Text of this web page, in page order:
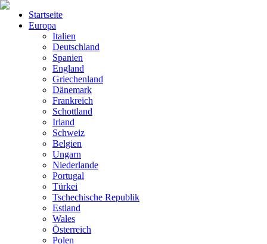
Startseite
Europa
Italien
Deutschland
Spanien
England
Griechenland
Dänemark
Frankreich
Schottland
Irland
Schweiz
Belgien
Ungarn
Niederlande
Portugal
Türkei
Tschechische Republik
Estland
Wales
Österreich
Polen